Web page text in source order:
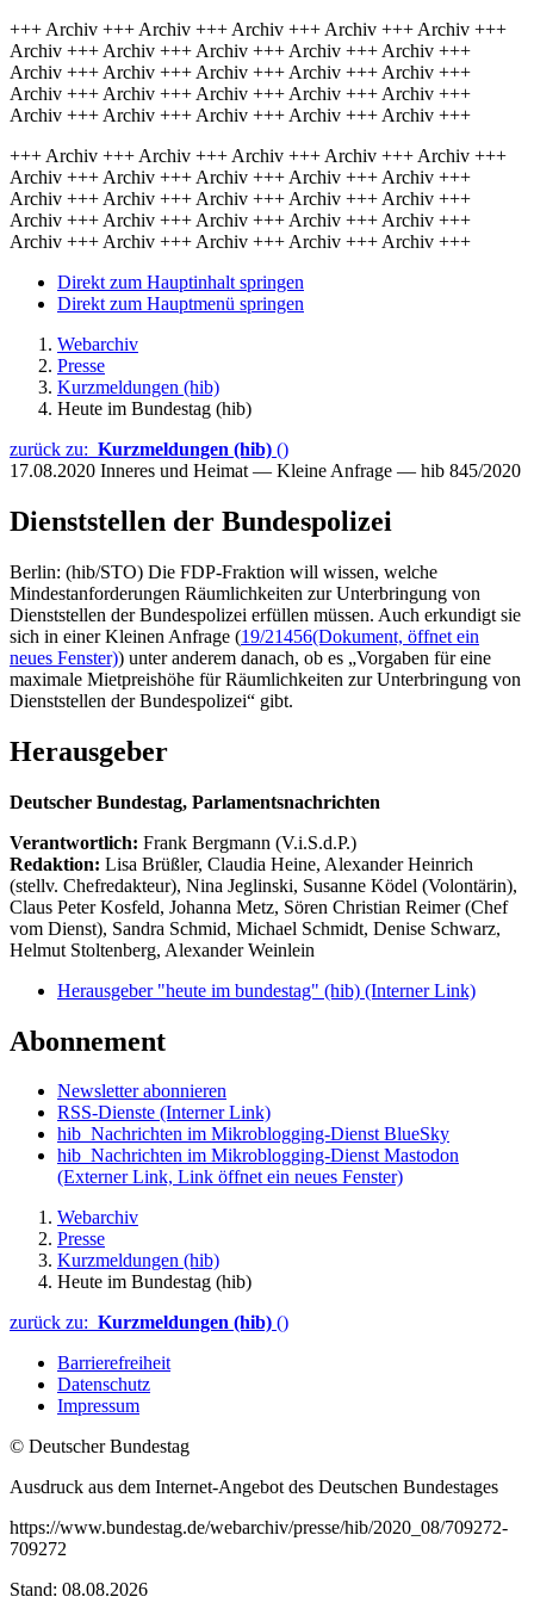
+++ Archiv +++ Archiv +++ Archiv +++ Archiv +++ Archiv +++
Archiv +++ Archiv +++ Archiv +++ Archiv +++ Archiv +++
Archiv +++ Archiv +++ Archiv +++ Archiv +++ Archiv +++
Archiv +++ Archiv +++ Archiv +++ Archiv +++ Archiv +++
Archiv +++ Archiv +++ Archiv +++ Archiv +++ Archiv +++
+++ Archiv +++ Archiv +++ Archiv +++ Archiv +++ Archiv +++
Archiv +++ Archiv +++ Archiv +++ Archiv +++ Archiv +++
Archiv +++ Archiv +++ Archiv +++ Archiv +++ Archiv +++
Archiv +++ Archiv +++ Archiv +++ Archiv +++ Archiv +++
Archiv +++ Archiv +++ Archiv +++ Archiv +++ Archiv +++
Direkt zum Hauptinhalt springen
Direkt zum Hauptmenü springen
Webarchiv
Presse
Kurzmeldungen (hib)
Heute im Bundestag (hib)
zurück zu: Kurzmeldungen (hib) ()
17.08.2020 Inneres und Heimat — Kleine Anfrage — hib 845/2020
Dienststellen der Bundespolizei
Berlin: (hib/STO) Die FDP-Fraktion will wissen, welche
Mindestanforderungen Räumlichkeiten zur Unterbringung von
Dienststellen der Bundespolizei erfüllen müssen. Auch erkundigt sie
sich in einer Kleinen Anfrage (19/21456(Dokument, öffnet ein
neues Fenster)) unter anderem danach, ob es „Vorgaben für eine
maximale Mietpreishöhe für Räumlichkeiten zur Unterbringung von
Dienststellen der Bundespolizei“ gibt.
Herausgeber
Deutscher Bundestag, Parlamentsnachrichten
Verantwortlich: Frank Bergmann (V.i.S.d.P.)
Redaktion: Lisa Brüßler, Claudia Heine, Alexander Heinrich
(stellv. Chefredakteur), Nina Jeglinski, Susanne Ködel (Volontärin),
Claus Peter Kosfeld, Johanna Metz, Sören Christian Reimer (Chef
vom Dienst), Sandra Schmid, Michael Schmidt, Denise Schwarz,
Helmut Stoltenberg, Alexander Weinlein
Herausgeber "heute im bundestag" (hib) (Interner Link)
Abonnement
Newsletter abonnieren
RSS-Dienste (Interner Link)
hib_Nachrichten im Mikroblogging-Dienst BlueSky
hib_Nachrichten im Mikroblogging-Dienst Mastodon
(Externer Link, Link öffnet ein neues Fenster)
Webarchiv
Presse
Kurzmeldungen (hib)
Heute im Bundestag (hib)
zurück zu: Kurzmeldungen (hib) ()
Barrierefreiheit
Datenschutz
Impressum
© Deutscher Bundestag
Ausdruck aus dem Internet-Angebot des Deutschen Bundestages
https://www.bundestag.de/webarchiv/presse/hib/2020_08/709272-
709272
Stand: 08.08.2026